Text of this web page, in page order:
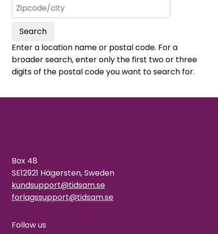
Search
Enter a location name or postal code. For a
broader search, enter only the first two or three
digits of the postal code you want to search for.
Box 48
SE12921 Hägersten, Sweden
kundsupport@tidsam.se
forlagssupport@tidsam.se
Follow us